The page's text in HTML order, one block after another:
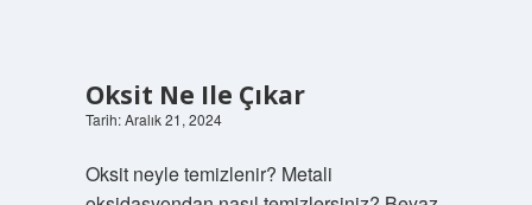
Oksit Ne Ile Çıkar
Tarih: Aralık 21, 2024
Oksit neyle temizlenir? Metali